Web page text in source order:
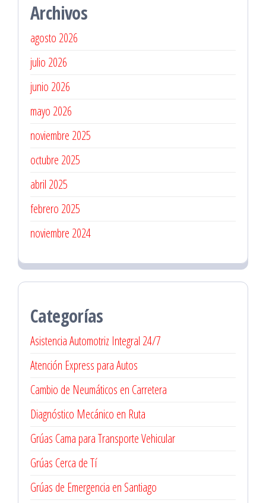
para
Archivos
agosto 2026
julio 2026
junio 2026
mayo 2026
noviembre 2025
octubre 2025
abril 2025
febrero 2025
noviembre 2024
Categorías
Asistencia Automotriz Integral 24/7
Atención Express para Autos
Cambio de Neumáticos en Carretera
Diagnóstico Mecánico en Ruta
Grúas Cama para Transporte Vehicular
Grúas Cerca de Tí
Grúas de Emergencia en Santiago